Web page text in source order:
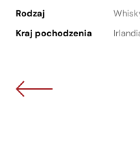
Rodzaj
Kraj pochodzenia